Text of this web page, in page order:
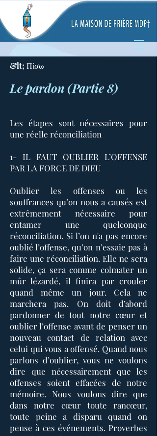
&lt; Πίσω
Le pardon (Partie 8)
Les étapes sont nécessaires pour
une réelle réconciliation
1- IL FAUT OUBLIER L’OFFENSE
PAR LA FORCE DE DIEU
Oublier les offenses ou les
souffrances qu’on nous a causés est
extrêmement nécessaire pour
entamer une quelconque
réconciliation. Si l’on n'a pas encore
oublié l’offense, qu’on n’essaie pas à
faire une réconciliation. Elle ne sera
solide, ça sera comme colmater un
mûr lézardé, il finira par crouler
quand même un jour. Cela ne
marchera pas. On doit d’abord
pardonner de tout notre cœur et
oublier l’offense avant de penser un
nouveau contact de relation avec
celui qui vous a offensé. Quand nous
parlons d’oublier, vous ne voulons
dire que nécessairement que les
offenses soient effacées de notre
mémoire. Nous voulons dire que
dans notre cœur toute rancœur,
toute peine a disparu quand on
pense à ces événements. Proverbes